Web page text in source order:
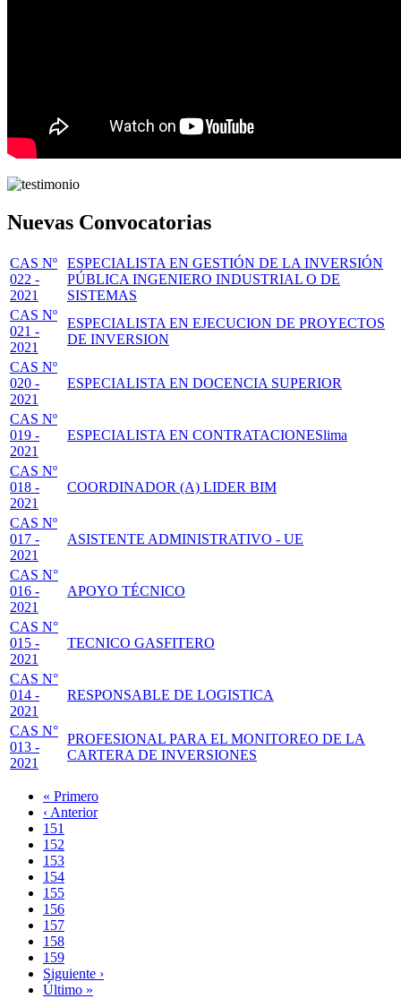
Nuevas Convocatorias
CAS Nº
022 -
2021
ESPECIALISTA EN GESTIÓN DE LA INVERSIÓN
PÚBLICA INGENIERO INDUSTRIAL O DE
SISTEMAS
CAS Nº
021 -
2021
ESPECIALISTA EN EJECUCION DE PROYECTOS
DE INVERSION
CAS Nº
020 -
2021
ESPECIALISTA EN DOCENCIA SUPERIOR
CAS Nº
019 -
2021
ESPECIALISTA EN CONTRATACIONESlima
CAS Nº
018 -
2021
COORDINADOR (A) LIDER BIM
CAS Nº
017 -
2021
ASISTENTE ADMINISTRATIVO - UE
CAS N°
016 -
2021
APOYO TÉCNICO
CAS N°
015 -
2021
TECNICO GASFITERO
CAS N°
014 -
2021
RESPONSABLE DE LOGISTICA
CAS N°
013 -
2021
PROFESIONAL PARA EL MONITOREO DE LA
CARTERA DE INVERSIONES
Paginación
Primera
página
« Primero
Página
anterior
‹ Anterior
Page
151
Page
152
Page
153
Page
154
Page
155
Page
156
Página
actual
157
Page
158
Page
159
Siguiente
página
Siguiente ›
Última
Último »